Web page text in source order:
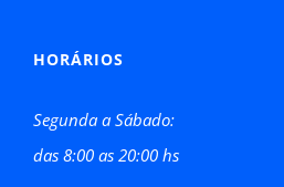
HORÁRIOS
Segunda a Sábado:
das 8:00 as 20:00 hs